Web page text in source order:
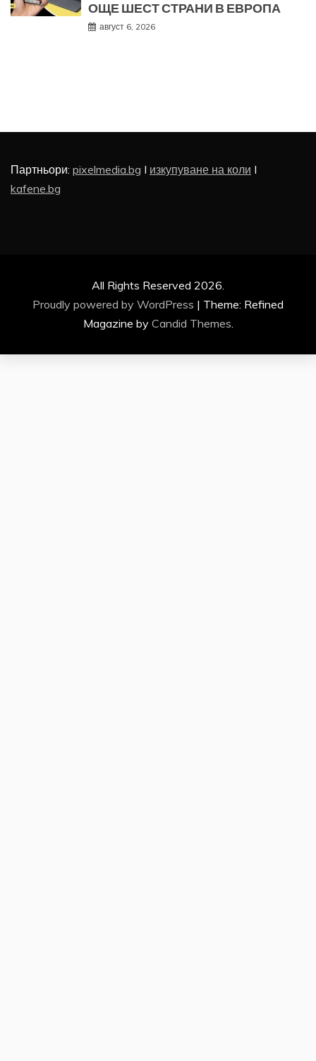
ОЩЕ ШЕСТ СТРАНИ В ЕВРОПА
август 6, 2026
Партньори: pixelmedia.bg I изкупуване на коли I
kafene.bg
All Rights Reserved 2026.
Proudly powered by WordPress | Theme: Refined
Magazine by Candid Themes.